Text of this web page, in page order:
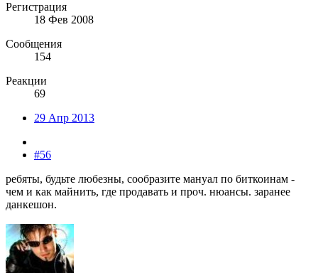
Регистрация
18 Фев 2008
Сообщения
154
Реакции
69
29 Апр 2013
#56
ребяты, будьте любезны, сообразите мануал по биткоинам -
чем и как майнить, где продавать и проч. нюансы. заранее
данкешон.